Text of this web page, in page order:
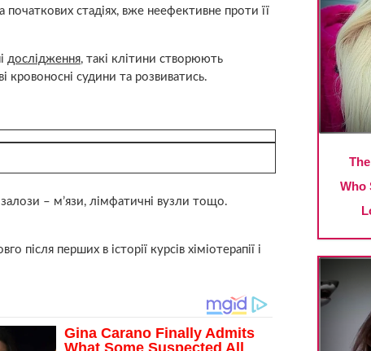
стадіях, вже неефективне проти її
дослідження, такі клітини створюють
судини та розвиватись.
– м’язи, лімфатичні вузли тощо.
після перших в історії курсів хіміотерапії і